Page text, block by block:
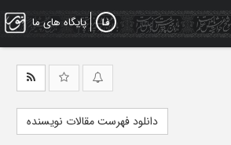
پایگاه های ما
دانلود فهرست مقالات نویسنده